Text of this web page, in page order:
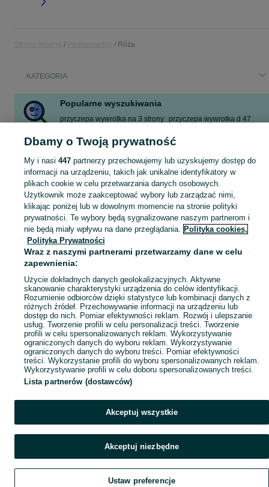
Róża
KATEGORIA
Popularne wyszukiwania
przyczepa wywrotka na 3 strony przyczepa wywrotka d 47
mieszanka poplonowa
mercedes gle
Zobacz Więcej
Skorzystaj z największego serwisu ogłoszeniowego - Róża i okolice! Kupuj to, czego pragniesz i sprzedawaj to, czego już nie potrzebujesz! Zobacz
Mapa kategorii
Mapa miejscowości
Mapa ministron
Dbamy o Twoją prywatność
My i nasi 447partnerzy przechowujemy lub uzyskujemy dostęp do
informacji na urządzeniu, takich jak unikalne identyfikatory w
plikach cookie w celu przetwarzania danych osobowych.
Użytkownik może zaakceptować wybory lub zarządzać nimi,
klikając poniżej lub w dowolnym momencie na stronie polityki
prywatności. Te wybory będą sygnalizowane naszym partnerom i
nie będą miały wpływu na dane przeglądania. Polityka cookies,
Polityka Prywatności
Wraz z naszymi partnerami przetwarzamy dane w celu
zapewnienia:
Użycie dokładnych danych geolokalizacyjnych. Aktywne
skanowanie charakterystyki urządzenia do celów identyfikacji.
Rozumienie odbiorców dzięki statystyce lub kombinacji danych z
różnych źródeł. Przechowywanie informacji na urządzeniu lub
dostęp do nich. Pomiar efektywności reklam. Rozwój i ulepszanie
usług. Tworzenie profili w celu personalizacji treści. Tworzenie
profili w celu spersonalizowanych reklam. Wykorzystywanie
ograniczonych danych do wyboru reklam. Wykorzystywanie
ograniczonych danych do wyboru treści. Pomiar efektywności
treści. Wykorzystanie profili do wyboru spersonalizowanych reklam.
Wykorzystywanie profili w celu doboru spersonalizowanych treści.
Lista partnerów (dostawców)
Akceptuj wszystkie
Akceptuj niezbędne
Ustaw preferencje